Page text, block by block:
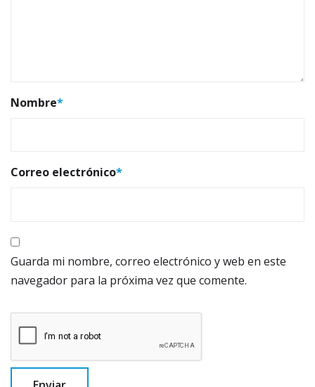
Nombre*
Correo electrónico*
Guarda mi nombre, correo electrónico y web en este
navegador para la próxima vez que comente.